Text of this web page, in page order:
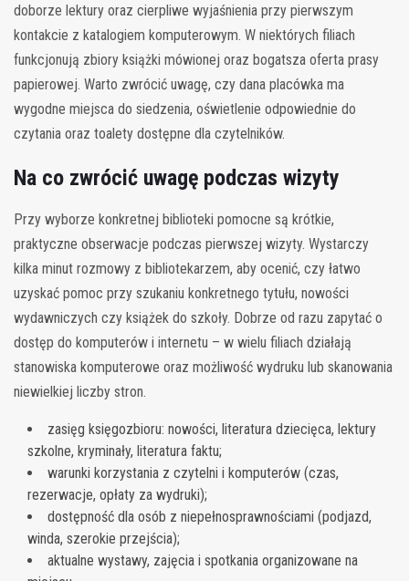
doborze lektury oraz cierpliwe wyjaśnienia przy pierwszym
kontakcie z katalogiem komputerowym. W niektórych filiach
funkcjonują zbiory książki mówionej oraz bogatsza oferta prasy
papierowej. Warto zwrócić uwagę, czy dana placówka ma
wygodne miejsca do siedzenia, oświetlenie odpowiednie do
czytania oraz toalety dostępne dla czytelników.
Na co zwrócić uwagę podczas wizyty
Przy wyborze konkretnej biblioteki pomocne są krótkie,
praktyczne obserwacje podczas pierwszej wizyty. Wystarczy
kilka minut rozmowy z bibliotekarzem, aby ocenić, czy łatwo
uzyskać pomoc przy szukaniu konkretnego tytułu, nowości
wydawniczych czy książek do szkoły. Dobrze od razu zapytać o
dostęp do komputerów i internetu – w wielu filiach działają
stanowiska komputerowe oraz możliwość wydruku lub skanowania
niewielkiej liczby stron.
zasięg księgozbioru: nowości, literatura dziecięca, lektury
szkolne, kryminały, literatura faktu;
warunki korzystania z czytelni i komputerów (czas,
rezerwacje, opłaty za wydruki);
dostępność dla osób z niepełnosprawnościami (podjazd,
winda, szerokie przejścia);
aktualne wystawy, zajęcia i spotkania organizowane na